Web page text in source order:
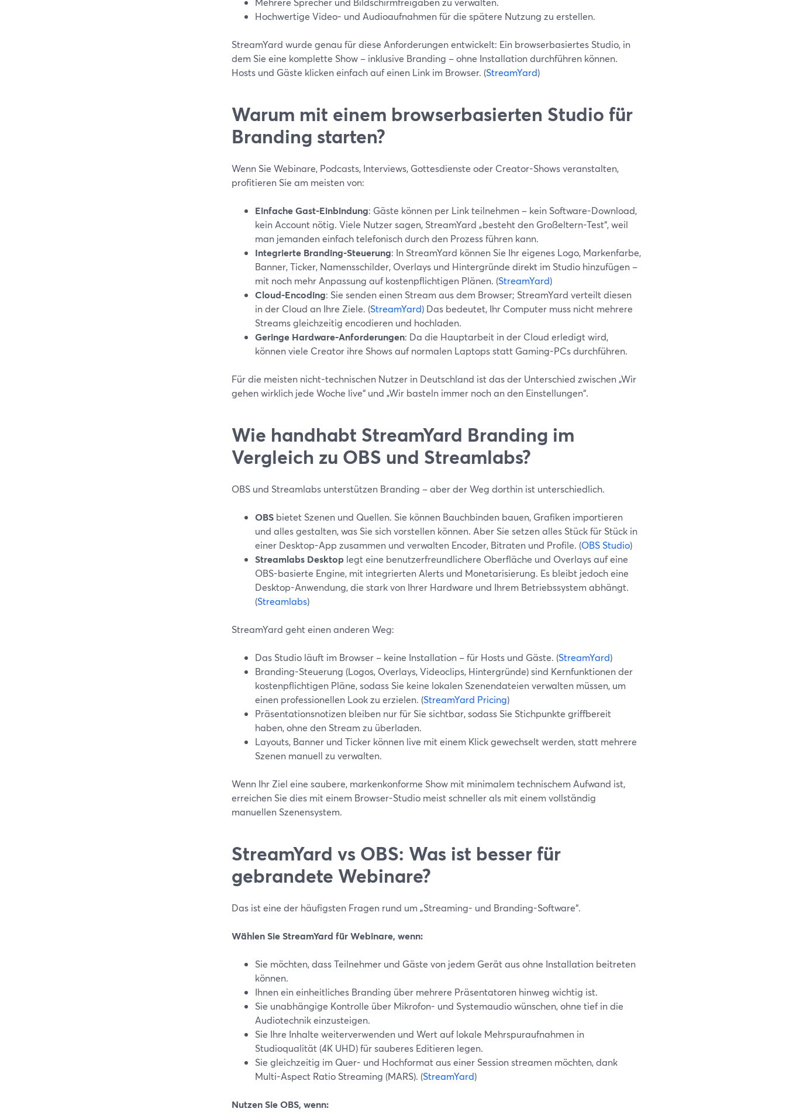
Hochwertige Video- und Audioaufnahmen für die spätere Nutzung zu erstellen.
StreamYard wurde genau für diese Anforderungen entwickelt: Ein browserbasiertes Studio, in
dem Sie eine komplette Show – inklusive Branding – ohne Installation durchführen können.
Hosts und Gäste klicken einfach auf einen Link im Browser. (StreamYard)
Warum mit einem browserbasierten Studio für
Branding starten?
Wenn Sie Webinare, Podcasts, Interviews, Gottesdienste oder Creator-Shows veranstalten,
profitieren Sie am meisten von:
Einfache Gast-Einbindung: Gäste können per Link teilnehmen – kein Software-Download,
kein Account nötig. Viele Nutzer sagen, StreamYard „besteht den Großeltern-Test“, weil
man jemanden einfach telefonisch durch den Prozess führen kann.
Integrierte Branding-Steuerung: In StreamYard können Sie Ihr eigenes Logo, Markenfarbe,
Banner, Ticker, Namensschilder, Overlays und Hintergründe direkt im Studio hinzufügen –
mit noch mehr Anpassung auf kostenpflichtigen Plänen. (StreamYard)
Cloud-Encoding: Sie senden einen Stream aus dem Browser; StreamYard verteilt diesen
in der Cloud an Ihre Ziele. (StreamYard) Das bedeutet, Ihr Computer muss nicht mehrere
Streams gleichzeitig encodieren und hochladen.
Geringe Hardware-Anforderungen: Da die Hauptarbeit in der Cloud erledigt wird,
können viele Creator ihre Shows auf normalen Laptops statt Gaming-PCs durchführen.
Für die meisten nicht-technischen Nutzer in Deutschland ist das der Unterschied zwischen „Wir
gehen wirklich jede Woche live“ und „Wir basteln immer noch an den Einstellungen“.
Wie handhabt StreamYard Branding im
Vergleich zu OBS und Streamlabs?
OBS und Streamlabs unterstützen Branding – aber der Weg dorthin ist unterschiedlich.
OBS bietet Szenen und Quellen. Sie können Bauchbinden bauen, Grafiken importieren
und alles gestalten, was Sie sich vorstellen können. Aber Sie setzen alles Stück für Stück in
einer Desktop-App zusammen und verwalten Encoder, Bitraten und Profile. (OBS Studio)
Streamlabs Desktop legt eine benutzerfreundlichere Oberfläche und Overlays auf eine
OBS-basierte Engine, mit integrierten Alerts und Monetarisierung. Es bleibt jedoch eine
Desktop-Anwendung, die stark von Ihrer Hardware und Ihrem Betriebssystem abhängt.
(Streamlabs)
StreamYard geht einen anderen Weg:
Das Studio läuft im Browser – keine Installation – für Hosts und Gäste. (StreamYard)
Branding-Steuerung (Logos, Overlays, Videoclips, Hintergründe) sind Kernfunktionen der
kostenpflichtigen Pläne, sodass Sie keine lokalen Szenendateien verwalten müssen, um
einen professionellen Look zu erzielen. (StreamYard Pricing)
Präsentationsnotizen bleiben nur für Sie sichtbar, sodass Sie Stichpunkte griffbereit
haben, ohne den Stream zu überladen.
Layouts, Banner und Ticker können live mit einem Klick gewechselt werden, statt mehrere
Szenen manuell zu verwalten.
Wenn Ihr Ziel eine saubere, markenkonforme Show mit minimalem technischem Aufwand ist,
erreichen Sie dies mit einem Browser-Studio meist schneller als mit einem vollständig
manuellen Szenensystem.
StreamYard vs OBS: Was ist besser für
gebrandete Webinare?
Das ist eine der häufigsten Fragen rund um „Streaming- und Branding-Software“.
Wählen Sie StreamYard für Webinare, wenn:
Sie möchten, dass Teilnehmer und Gäste von jedem Gerät aus ohne Installation beitreten
können.
Ihnen ein einheitliches Branding über mehrere Präsentatoren hinweg wichtig ist.
Sie unabhängige Kontrolle über Mikrofon- und Systemaudio wünschen, ohne tief in die
Audiotechnik einzusteigen.
Sie Ihre Inhalte weiterverwenden und Wert auf lokale Mehrspuraufnahmen in
Studioqualität (4K UHD) für sauberes Editieren legen.
Sie gleichzeitig im Quer- und Hochformat aus einer Session streamen möchten, dank
Multi-Aspect Ratio Streaming (MARS). (StreamYard)
Nutzen Sie OBS, wenn: